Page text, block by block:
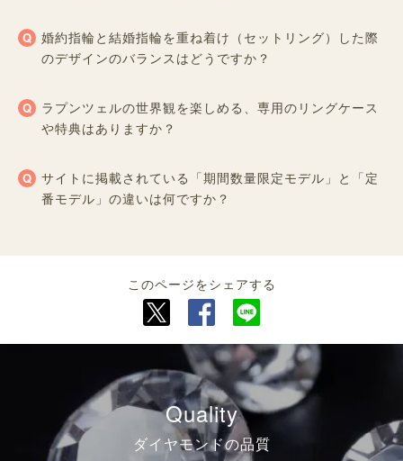
婚約指輪と結婚指輪を重ね着け（セットリング）した際
のデザインのバランスはどうですか？
ラプンツェルの世界観を楽しめる、専用のリングケース
や特典はありますか？
サイトに掲載されている「期間数量限定モデル」と「定
番モデル」の違いは何ですか？
このページをシェアする
Quality
ダイヤモンドの品質